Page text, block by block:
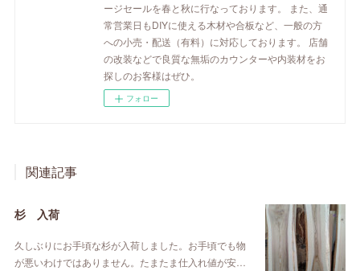
ージセールを春と秋に行なっております。 また、通
常営業日もDIYに使える木材や合板など、一般の方
への小売・配送（有料）に対応しております。 店舗
の改装などで良質な無垢のカウンターや内装材をお
探しのお客様はぜひ。
フォロー
関連記事
杉 入荷
久しぶりにお手頃な杉が入荷しました。お手頃でも物
が悪いわけではありません。たまたま仕入れ値が安…